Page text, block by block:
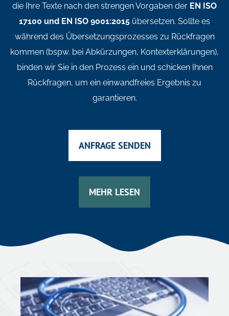
die Ihre Texte nach den strengen Vorgaben der EN ISO
17100 und EN ISO 9001:2015 übersetzen. Sollte es
während des Übersetzungsprozesses zu Rückfragen
kommen (bspw. bei Abkürzungen, Kontexterklärungen),
binden wir Sie in den Prozess ein und schicken Ihnen
Rückfragen, um ein einwandfreies Ergebnis zu
garantieren.
ANFRAGE SENDEN
MEHR LESEN